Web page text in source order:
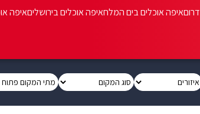
איפה אוכלים בים המלחאיפה אוכלים בירושליםאיפה